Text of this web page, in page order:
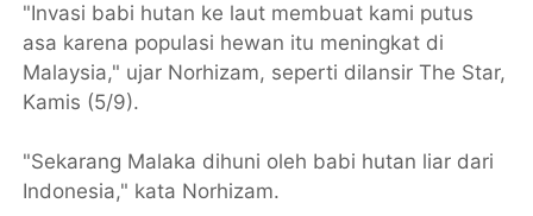
"Invasi babi hutan ke laut membuat kami putus
asa karena populasi hewan itu meningkat di
Malaysia," ujar Norhizam, seperti dilansir The Star,
Kamis (5/9).
"Sekarang Malaka dihuni oleh babi hutan liar dari
Indonesia," kata Norhizam.